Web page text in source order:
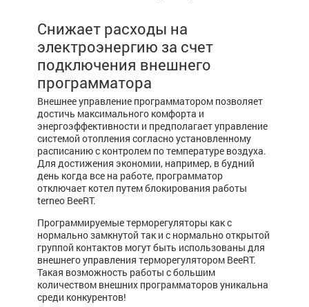
Снижает расходы на
электроэнергию за счет
подключения внешнего
программатора
Внешнее управление программатором позволяет
достичь максимального комфорта и
энергоэффективности и предполагает управление
системой отопления согласно установленному
расписанию с контролем по температуре воздуха.
Для достижения экономии, например, в будний
день когда все на работе, программатор
отключает котел путем блокирования работы
terneo BeeRT.
Программируемые терморегуляторы как с
нормально замкнутой так и с нормально открытой
группой контактов могут быть использованы для
внешнего управления терморегулятором BeeRT.
Такая возможность работы с большим
количеством внешних программаторов уникальна
среди конкурентов!